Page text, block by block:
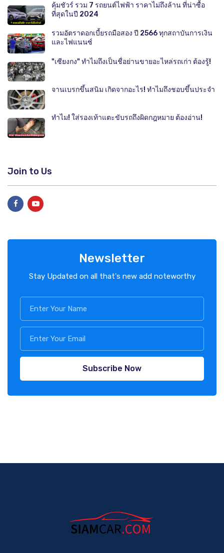
คุ้มชัวร์ รวม 7 รถยนต์ไฟฟ้า ราคาไม่ถึงล้าน ที่น่าซื้อ
ที่สุดในปี 2024
รวมอัตราดอกเบี้ยรถมือสอง ปี 2566 ทุกสถาบันการเงิน
และไฟแนนซ์
"เซียงกง" ทำไมถึงเป็นชื่อย่านขายอะไหล่รถเก่า ต้องรู้!
จานเบรกขึ้นสนิม เกิดจากอะไร! ทำไมถึงชอบขึ้นประจำ
ทำไม! ใส่รองเท้าแตะขับรถถึงผิดกฎหมาย ต้องอ่าน!
Join to Us
Newsletter
Stay Updated on all that's new add noteworthy
Subscribe Now